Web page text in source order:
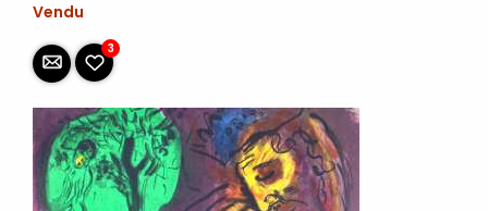
Vendu
3